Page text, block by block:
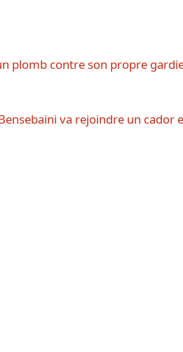
plomb contre son propre
va rejoindre un cador